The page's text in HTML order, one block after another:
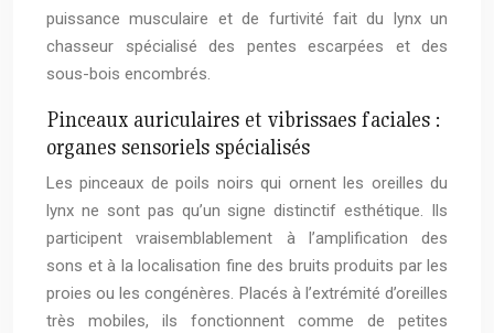
puissance musculaire et de furtivité fait du lynx un
chasseur spécialisé des pentes escarpées et des
sous-bois encombrés.
Pinceaux auriculaires et vibrissaes faciales :
organes sensoriels spécialisés
Les pinceaux de poils noirs qui ornent les oreilles du
lynx ne sont pas qu’un signe distinctif esthétique. Ils
participent vraisemblablement à l’amplification des
sons et à la localisation fine des bruits produits par les
proies ou les congénères. Placés à l’extrémité d’oreilles
très mobiles, ils fonctionnent comme de petites